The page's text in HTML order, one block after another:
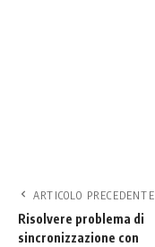
ARTICOLO PRECEDENTE
Risolvere problema di
sincronizzazione con